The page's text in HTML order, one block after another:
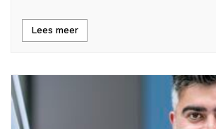
Lees meer